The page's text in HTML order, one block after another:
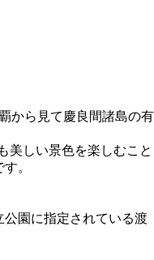
から見て慶良間諸島の有
美しい景色を楽しむこと
。
園に指定されている渡